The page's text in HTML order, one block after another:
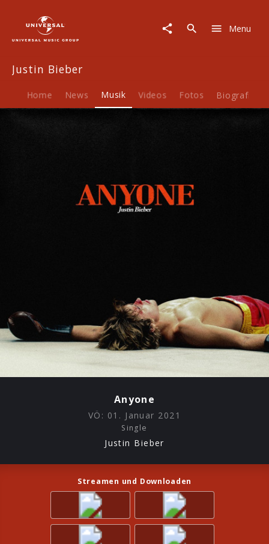
Musik
Anyone
Menu
Justin Bieber
Home News Musik Videos Fotos Biografie
Anyone
VÖ: 01. Januar 2021
Single
Justin Bieber
Streamen und Downloaden